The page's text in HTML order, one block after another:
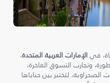
في الإمارات العربية المتحدة،
وتجارب التسوق الفاخرة،
الصحراوية، لتختبر بين حناياها